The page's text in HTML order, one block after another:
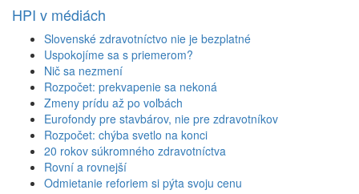
HPI v médiách
Slovenské zdravotníctvo nie je bezplatné
Uspokojíme sa s priemerom?
Nič sa nezmení
Rozpočet: prekvapenie sa nekoná
Zmeny prídu až po voľbách
Eurofondy pre stavbárov, nie pre zdravotníkov
Rozpočet: chýba svetlo na konci
20 rokov súkromného zdravotníctva
Rovní a rovnejší
Odmietanie reforiem si pýta svoju cenu